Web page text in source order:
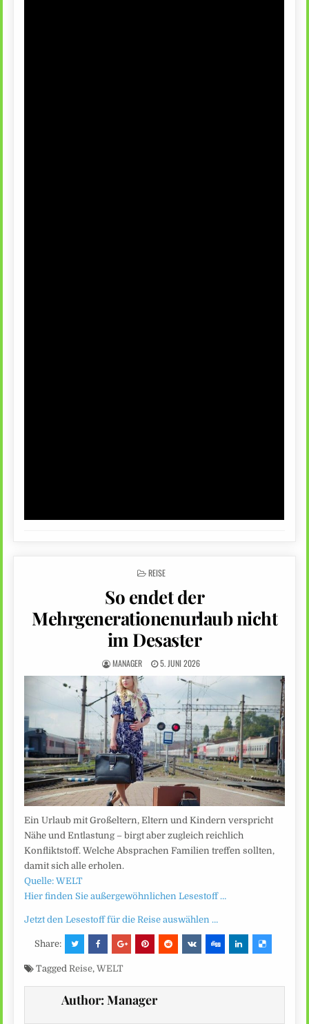
POSTED
REISE
So endet der
Mehrgenerationenurlaub nicht
im Desaster
MANAGER 5. JUNI 2026
Ein Urlaub mit Großeltern, Eltern und Kindern verspricht
Nähe und Entlastung – birgt aber zugleich reichlich
Konfliktstoff. Welche Absprachen Familien treffen sollten,
damit sich alle erholen.
Quelle: WELT
Hier finden Sie außergewöhnlichen Lesestoff …
Jetzt den Lesestoff für die Reise auswählen …
Share:
Tagged Reise,WELT
Author:Manager